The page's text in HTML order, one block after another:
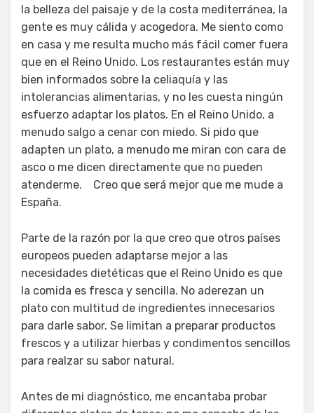
la belleza del paisaje y de la costa mediterránea, la
gente es muy cálida y acogedora. Me siento como
en casa y me resulta mucho más fácil comer fuera
que en el Reino Unido. Los restaurantes están muy
bien informados sobre la celiaquía y las
intolerancias alimentarias, y no les cuesta ningún
esfuerzo adaptar los platos. En el Reino Unido, a
menudo salgo a cenar con miedo. Si pido que
adapten un plato, a menudo me miran con cara de
asco o me dicen directamente que no pueden
atenderme. Creo que será mejor que me mude a
España.
Parte de la razón por la que creo que otros países
europeos pueden adaptarse mejor a las
necesidades dietéticas que el Reino Unido es que
la comida es fresca y sencilla. No aderezan un
plato con multitud de ingredientes innecesarios
para darle sabor. Se limitan a preparar productos
frescos y a utilizar hierbas y condimentos sencillos
para realzar su sabor natural.
Antes de mi diagnóstico, me encantaba probar